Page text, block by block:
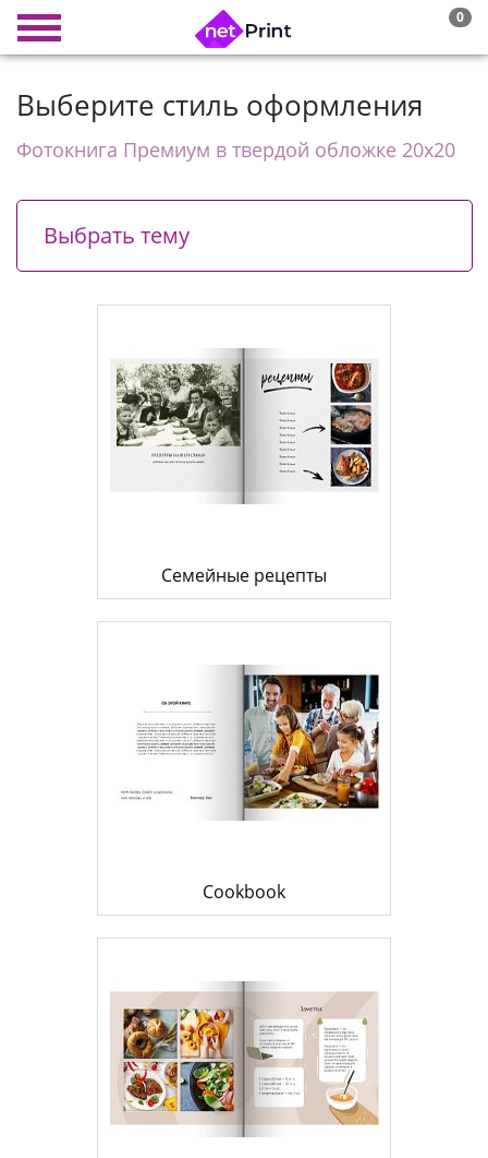
0
Выберите стиль оформления
Фотокнига Премиум в твердой обложке 20х20
Выбрать тему
Семейные рецепты
Cookbook